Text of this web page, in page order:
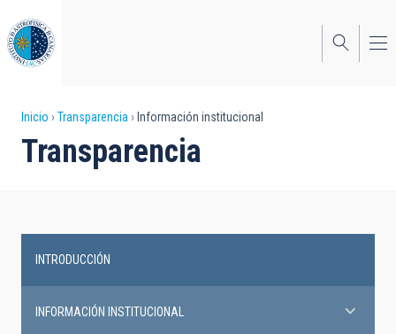
al
contenido
principal
Sobrescribir
enlaces
navegación
Inicio Transparencia Información institucional
Transparencia
INTRODUCCIÓN
INFORMACIÓN INSTITUCIONAL